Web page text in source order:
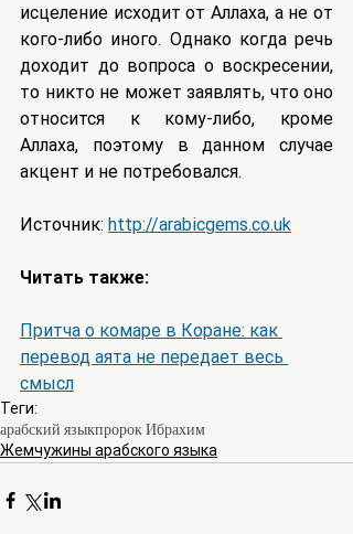
исцеление исходит от Аллаха, а не от
кого-либо иного. Однако когда речь
доходит до вопроса о воскресении,
то никто не может заявлять, что оно
относится к кому-либо, кроме
Аллаха, поэтому в данном случае
акцент и не потребовался.
Источник: http://arabicgems.co.uk
Читать также:
Притча о комаре в Коране: как
перевод аята не передает весь
смысл
Теги:
арабский языкпророк Ибрахим
Жемчужины арабского языка